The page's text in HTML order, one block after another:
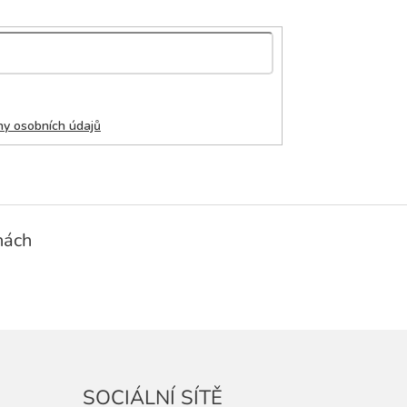
osobních údajů
SOCIÁLNÍ SÍTĚ